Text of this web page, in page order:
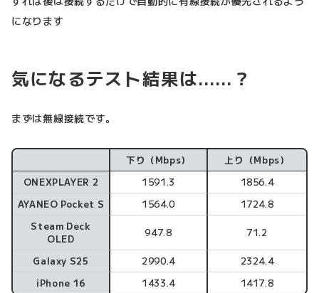
になります
気になるテスト結果は……？
まずは無線接続です。
下り（Mbps）
上り（Mbps）
ONEXPLAYER 2
1591.3
1856.4
AYANEO Pocket S
1564.0
1724.8
Steam Deck
OLED
947.8 71.2
Galaxy S25 2990.4
2324.4
iPhone 16
1433.4 1417.8